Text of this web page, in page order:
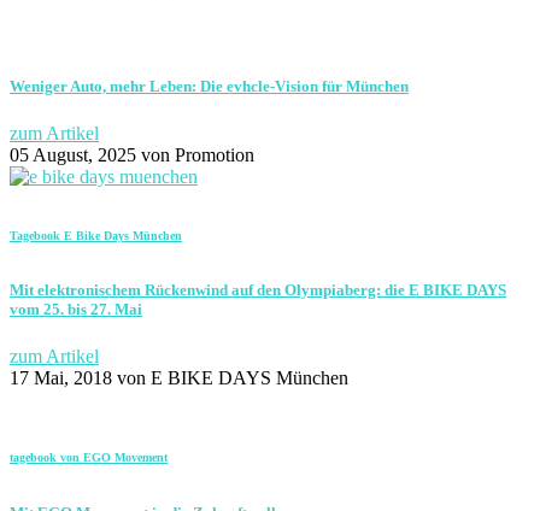
Weniger Auto, mehr Leben: Die evhcle-Vision für München
zum Artikel
05 August, 2025 von Promotion
Tagebook E Bike Days München
Mit elektronischem Rückenwind auf den Olympiaberg: die E BIKE DAYS
vom 25. bis 27. Mai
zum Artikel
17 Mai, 2018 von E BIKE DAYS München
tagebook von EGO Movement